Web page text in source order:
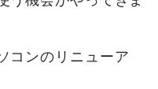
コンのリニューア